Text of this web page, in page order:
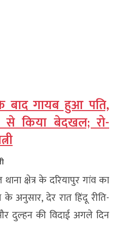
बाद गायब हुआ पति,
से किया बेदखल; रो-
क्षेत्र के दरियापुर गांव का
के अनुसार, देर रात हिंदू रीति-
दुल्हन की विदाई अगले दिन